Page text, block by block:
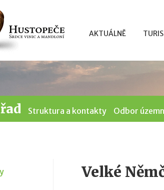
AKTUÁLNĚ
Struktura a kontakty Odbor
Velké